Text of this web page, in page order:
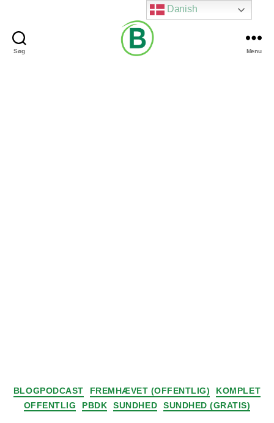
Søg Menu
Kategorier
BLOGPODCAST FREMHÆVET (OFFENTLIG)
KOMPLET
OFFENTLIG
PBDK SUNDHED SUNDHED (GRATIS)
Danish